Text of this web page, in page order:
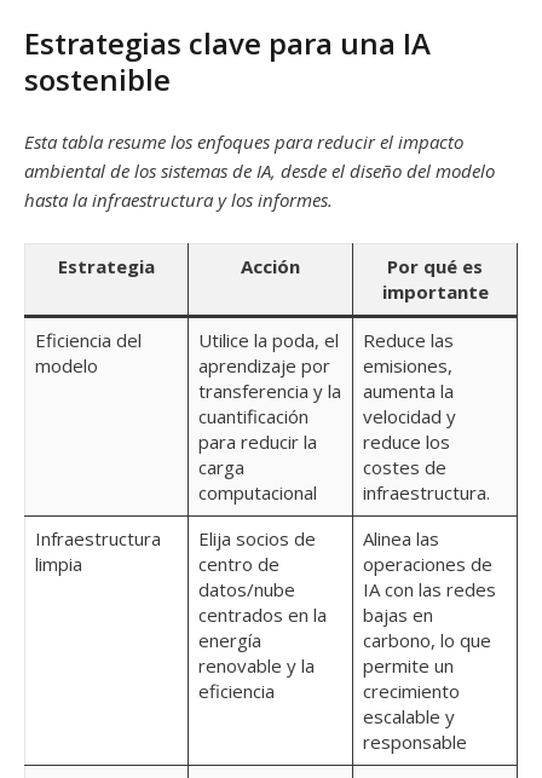
Estrategias clave para una IA
sostenible
Esta tabla resume los enfoques para reducir el impacto
ambiental de los sistemas de IA, desde el diseño del modelo
hasta la infraestructura y los informes.
Estrategia Acción
Por qué es
importante
Eficiencia del
modelo
Utilice la poda, el
aprendizaje por
transferencia y la
cuantificación
para reducir la
carga
computacional
Reduce las
emisiones,
aumenta la
velocidad y
reduce los
costes de
infraestructura.
Infraestructura
limpia
Elija socios de
centro de
datos/nube
centrados en la
energía
renovable y la
eficiencia
Alinea las
operaciones de
IA con las redes
bajas en
carbono, lo que
permite un
crecimiento
escalable y
responsable